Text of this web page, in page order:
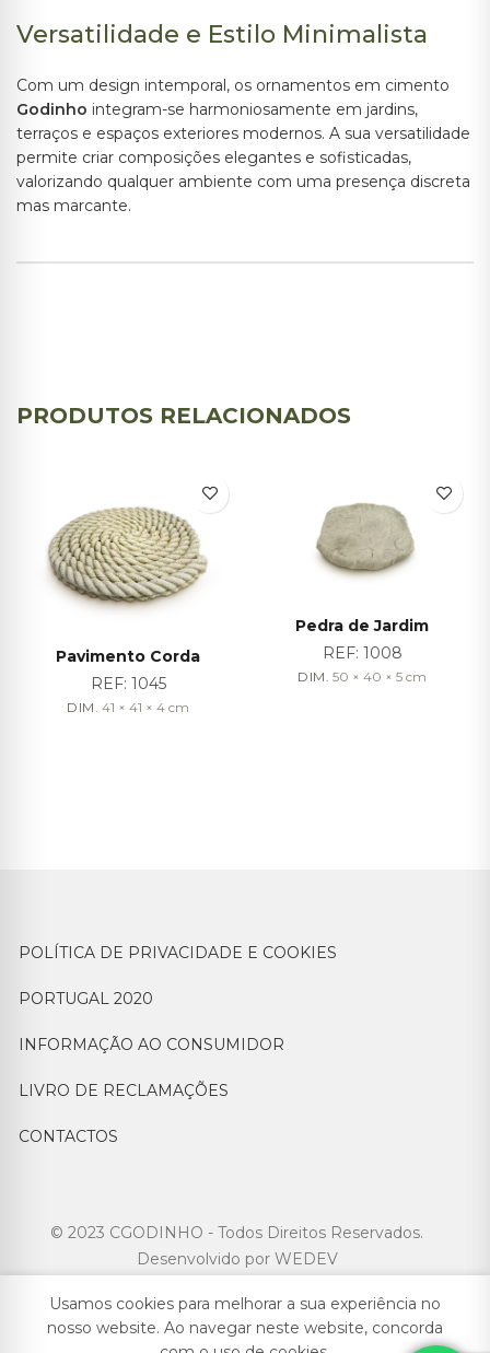
Versatilidade e Estilo Minimalista
Com um design intemporal, os ornamentos em cimento
Godinho integram-se harmoniosamente em jardins,
terraços e espaços exteriores modernos. A sua versatilidade
permite criar composições elegantes e sofisticadas,
valorizando qualquer ambiente com uma presença discreta
mas marcante.
PRODUTOS RELACIONADOS
Pavimento Corda
REF: 1045
DIM. 41 × 41 × 4 cm
Pedra de Jardim
REF: 1008
DIM. 50 × 40 × 5 cm
POLÍTICA DE PRIVACIDADE E COOKIES
PORTUGAL 2020
INFORMAÇÃO AO CONSUMIDOR
LIVRO DE RECLAMAÇÕES
CONTACTOS
© 2023 CGODINHO - Todos Direitos Reservados.
Desenvolvido por WEDEV
Usamos cookies para melhorar a sua experiência no
nosso website. Ao navegar neste website, concorda